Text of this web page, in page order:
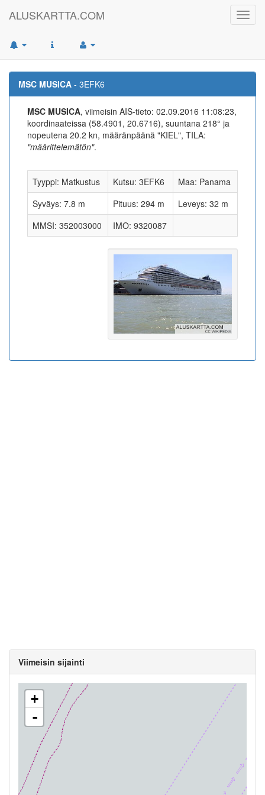
ALUSKARTTA.COM
MSC MUSICA - 3EFK6
MSC MUSICA, viimeisin AIS-tieto: 02.09.2016 11:08:23,
koordinaateissa (58.4901, 20.6716), suuntana 218° ja
nopeutena 20.2 kn, määränpäänä "KIEL", TILA:
"määrittelemätön".
Tyyppi: Matkustus Kutsu: 3EFK6
Maa: Panama
Syväys: 7.8 m
Pituus: 294 m
Leveys: 32 m
MMSI: 352003000
IMO: 9320087
Viimeisin sijainti
+
-